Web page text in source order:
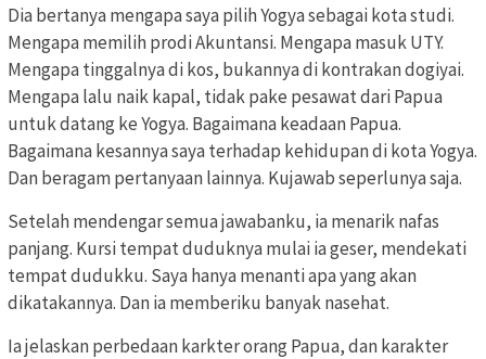
Dia bertanya mengapa saya pilih Yogya sebagai kota studi.
Mengapa memilih prodi Akuntansi. Mengapa masuk UTY.
Mengapa tinggalnya di kos, bukannya di kontrakan dogiyai.
Mengapa lalu naik kapal, tidak pake pesawat dari Papua
untuk datang ke Yogya. Bagaimana keadaan Papua.
Bagaimana kesannya saya terhadap kehidupan di kota Yogya.
Dan beragam pertanyaan lainnya. Kujawab seperlunya saja.
Setelah mendengar semua jawabanku, ia menarik nafas
panjang. Kursi tempat duduknya mulai ia geser, mendekati
tempat dudukku. Saya hanya menanti apa yang akan
dikatakannya. Dan ia memberiku banyak nasehat.
Ia jelaskan perbedaan karkter orang Papua, dan karakter